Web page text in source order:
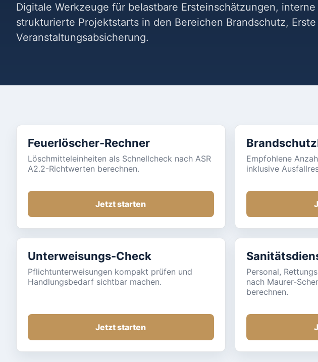
Digitale Werkzeuge für belastbare Ersteinschätzungen,
strukturierte Projektstarts in den Bereichen Brandschutz,
Veranstaltungsabsicherung.
Feuerlöscher-Rechner
Löschmitteleinheiten als Schnellcheck nach ASR
A2.2-Richtwerten berechnen.
Jetzt starten
Empfohlene
inklusive
Unterweisungs-Check
Pflichtunterweisungen kompakt prüfen und
Handlungsbedarf sichtbar machen.
Jetzt starten
Personal,
nach Maurer-
berechnen.